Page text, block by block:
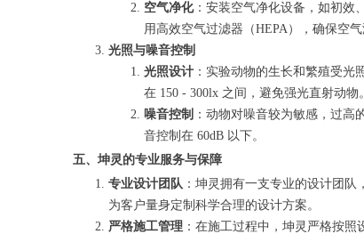
空气净化：安装空气净化设备，如初效
用高效空气过滤器（HEPA），确保空气
光照与噪音控制
光照设计 ：实验动物的生长和繁殖受
在 150 - 300lx 之间，避免强光直射动物。
噪音控制 ：动物对噪音较为敏感，过
音控制在 60dB 以下。
五、坤灵的专业服务与保障
专业设计团队 ：坤灵拥有一支专业的设计团
为客户量身定制科学合理的设计方案。
严格施工管理 ：在施工过程中，坤灵严格按